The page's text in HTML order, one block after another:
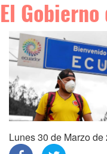
El
Lunes 30 de Marzo de